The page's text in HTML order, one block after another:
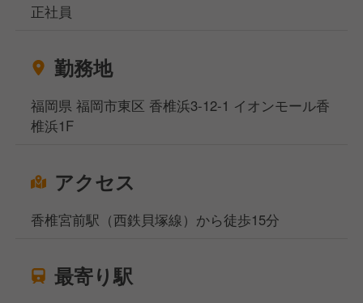
正社員
勤務地
福岡県 福岡市東区 香椎浜3-12-1 イオンモール香
椎浜1F
アクセス
香椎宮前駅（西鉄貝塚線）から徒歩15分
最寄り駅